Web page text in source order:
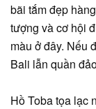
bãi tắm đẹp
tượng và cơ hội
màu ở đây. Nếu
Bali lẫn quần
Hồ Toba tọa lạc